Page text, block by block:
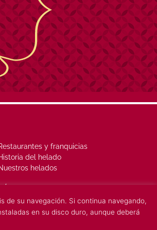
y franquicias
del helado
helados
de su navegación. Si continua navegando,
en su disco duro, aunque deberá